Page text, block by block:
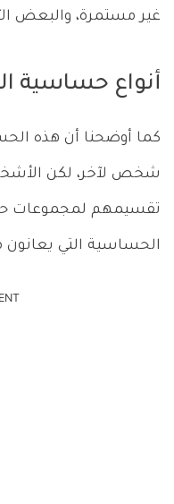
غير مستمرة، والبعض
أنواع حساسية
كما أوضحنا أن هذه
شخص لآخر، لكن
تقسيمهم لمجموعات
الحساسية التي يعانون